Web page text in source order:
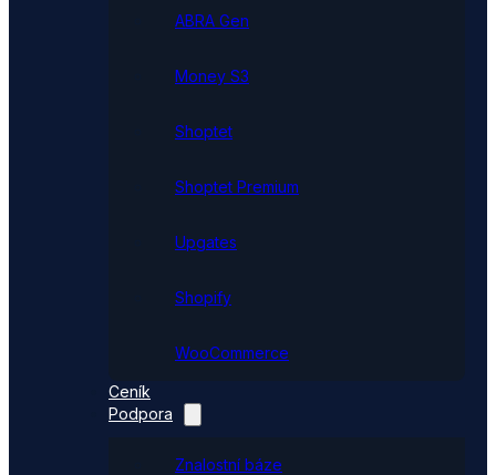
ABRA Gen
Money S3
Shoptet
Shoptet Premium
Upgates
Shopify
WooCommerce
Ceník
Podpora
Znalostní báze